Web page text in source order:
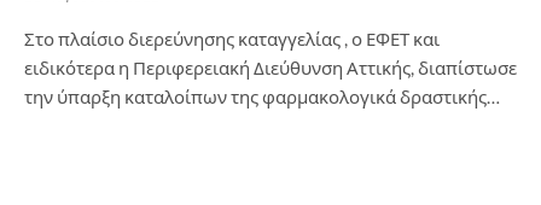
Στο πλαίσιο διερεύνησης καταγγελίας , ο ΕΦΕΤ και
ειδικότερα η Περιφερειακή Διεύθυνση Αττικής, διαπίστωσε
την ύπαρξη καταλοίπων της φαρμακολογικά δραστικής…